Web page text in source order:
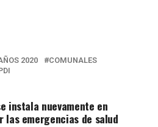
2020
COMUNALES
instala nuevamente en
las emergencias de salud